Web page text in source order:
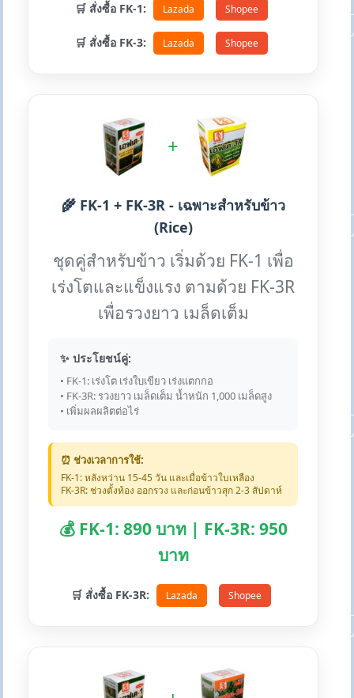
🛒 สั่งซื้อ FK-1: Lazada Shopee
🛒 สั่งซื้อ FK-3: Lazada Shopee
+
🌾 FK-1 + FK-3R - เฉพาะสำหรับข้าว
(Rice)
ชุดคู่สำหรับข้าว เริ่มด้วย FK-1 เพื่อ
เร่งโตและแข็งแรง ตามด้วย FK-3R
เพื่อรวงยาว เมล็ดเต็ม
✨ ประโยชน์คู่:
• FK-1: เร่งโต เร่งใบเขียว เร่งแตกกอ
• FK-3R: รวงยาว เมล็ดเต็ม น้ำหนัก 1,000 เมล็ดสูง
• เพิ่มผลผลิตต่อไร่
⏰ ช่วงเวลาการใช้:
FK-1: หลังหว่าน 15-45 วัน และเมื่อข้าวใบเหลือง
FK-3R: ช่วงตั้งท้อง ออกรวง และก่อนข้าวสุก 2-3 สัปดาห์
💰 FK-1: 890 บาท | FK-3R: 950
บาท
🛒 สั่งซื้อ FK-3R: Lazada Shopee